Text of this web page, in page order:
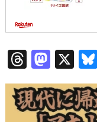
T
h
re
a
M
a
st
o
X